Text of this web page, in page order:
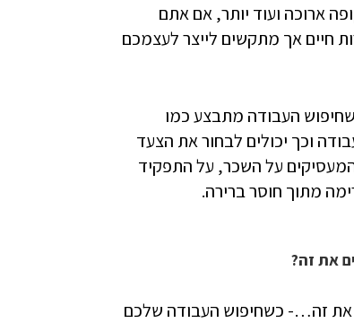
ארוכה ועוד יותר, אם אתם
חיים אך מתקשים לייצר לעצמכם
העבודה מתבצע כמו
מועמדים מקבלים במקביל 2-3 הצעות עבודה וכך יכולים לבחור את הצעד
על השכר, על התפקיד
מתוך חוסר ברירה.
את זה?
את זה…- כשחיפוש העבודה שלכם